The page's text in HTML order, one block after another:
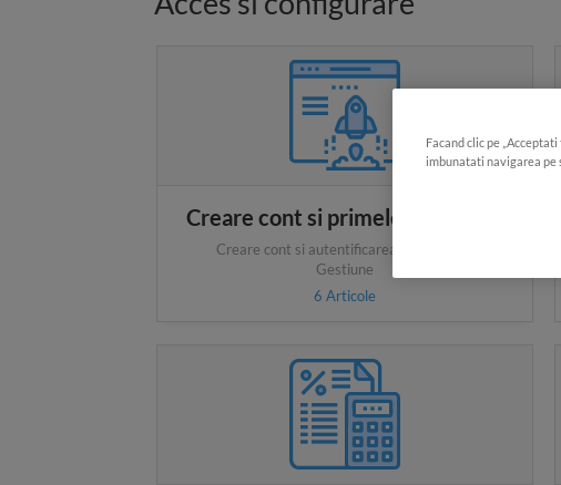
Creare cont si primele informatii
Creare cont si autentificarea in SmartBill
Gestiune
6 Articole
Facand clic pe
imbunatati navigarea pe